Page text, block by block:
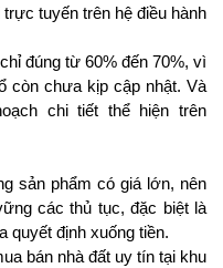
tuyến trên hệ điều hành
đúng từ 60% đến 70%, vì
còn chưa kịp cập nhật. Và
chi tiết thể hiện trên
sản phẩm có giá lớn, nên
các thủ tục, đặc biệt là
quyết định xuống tiền.
bán nhà đất uy tín tại khu